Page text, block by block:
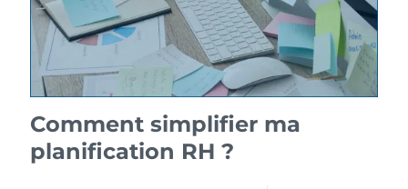
Comment simplifier ma
planification RH ?